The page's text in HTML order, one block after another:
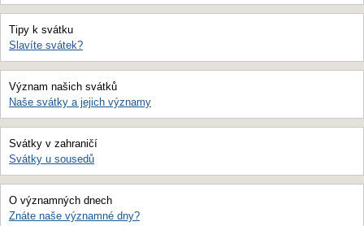
Tipy k svátku
Slavíte svátek?
Význam našich svátků
Naše svátky a jejich významy
Svátky v zahraničí
Svátky u sousedů
O významných dnech
Znáte naše významné dny?